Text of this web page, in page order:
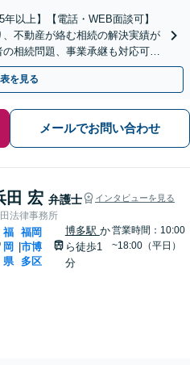
以上】【電話・WEB面談可】
不動産が絡む相続の解決実績が
相続問題、事業承継も対応可能
いたします。
を見る
メールでお問い合わせ
田 宏 弁護士 インタビューを見る
法律事務所
福
岡
県
|
福岡
市博
多区
博多駅 か
ら徒歩1
分
営業時間：10:00
~18:00（平日）